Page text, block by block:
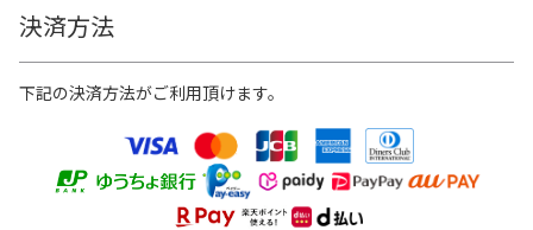
決済方法
下記の決済方法がご利用頂けます。